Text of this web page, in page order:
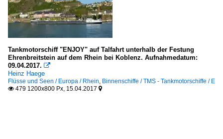
Tankmotorschiff "ENJOY" auf Talfahrt unterhalb der Festung
Ehrenbreitstein auf dem Rhein bei Koblenz. Aufnahmedatum:
09.04.2017. 
Heinz Haege
Flüsse und Seen / Europa / Rhein, Binnenschiffe / TMS - Tankmotorschiffe / E
 479 1200x800 Px, 15.04.2017 